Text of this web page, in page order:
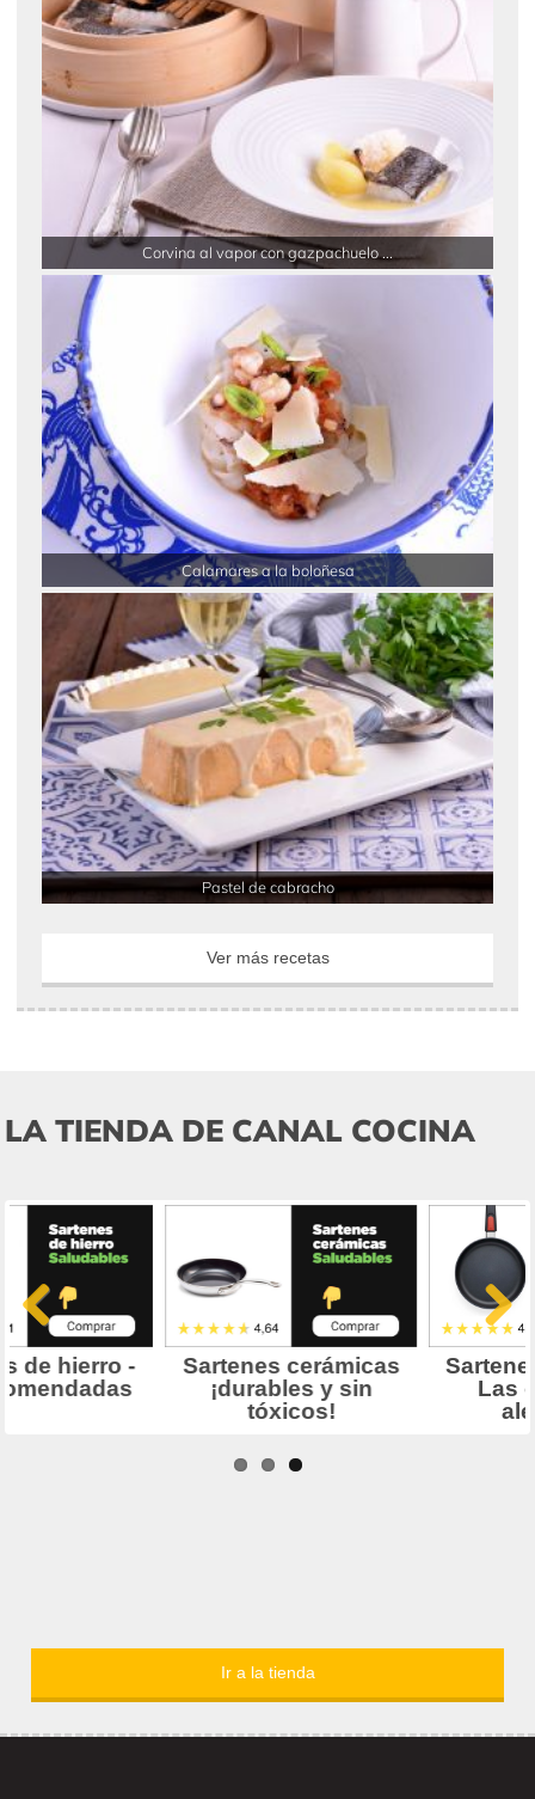
Corvina al vapor con gazpachuelo ...
Calamares a la boloñesa
Pastel de cabracho
Ver más recetas
LA TIENDA DE CANAL COCINA
Ir a la tienda